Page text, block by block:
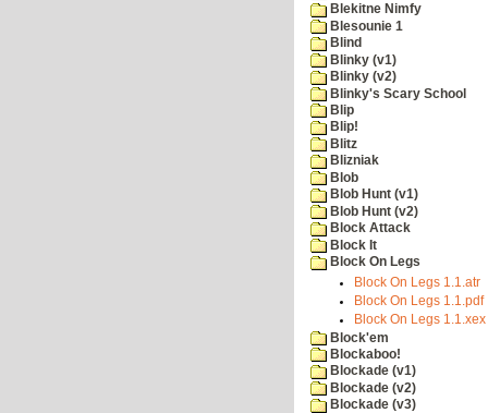
Blekitne Nimfy
Blesounie 1
Blind
Blinky (v1)
Blinky (v2)
Blinky's Scary School
Blip
Blip!
Blitz
Blizniak
Blob
Blob Hunt (v1)
Blob Hunt (v2)
Block Attack
Block It
Block On Legs
Block On Legs 1.1.atr
Block On Legs 1.1.pdf
Block On Legs 1.1.xex
Block'em
Blockaboo!
Blockade (v1)
Blockade (v2)
Blockade (v3)